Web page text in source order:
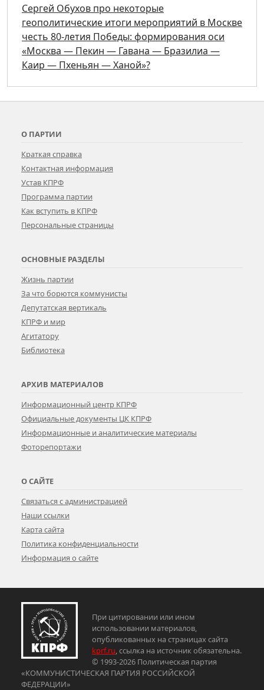
Сергей Обухов про некоторые
геополитические итоги мероприятий в Москве
честь 80-летия Победы: формирования оси
«Москва — Пекин — Гавана — Бразилиа —
Каир — Пхеньян — Ханой»?
О ПАРТИИ
Краткая справка
Контактная информация
Устав КПРФ
Программа партии
Как вступить в КПРФ
Персональные страницы
ОСНОВНЫЕ РАЗДЕЛЫ
Жизнь партии
За что борются коммунисты
Депутатская вертикаль
КПРФ и мир
Агитатору
Библиотека
АРХИВ МАТЕРИАЛОВ
Информационный центр КПРФ
Официальные документы ЦК КПРФ
Информационные и аналитические материалы
Фоторепортажи
О САЙТЕ
Связаться с администрацией
Наши ссылки
Карта сайта
Политика конфиденциальности
Информация о сайте
При цитировании или ином
использовании материалов,
опубликованных на страницах сайта
kprf.ru, ссылка на источник обязательна.
© 1993-2026 Политическая партия
«КОММУНИСТИЧЕСКАЯ ПАРТИЯ РОССИЙСКОЙ
ФЕДЕРАЦИИ»